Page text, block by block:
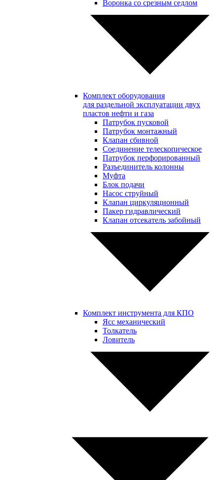
Воронка со срезным седлом
Комплект оборудования
для раздельной эксплуатации двух
пластов нефти и газа
Патрубок пусковой
Патрубок монтажный
Клапан сбивной
Соединение телескопическое
Патрубок перфорированный
Разъединитель колонны
Муфта
Блок подачи
Насос струйный
Клапан циркуляционный
Пакер гидравлический
Клапан отсекатель забойный
Комплект инструмента для КПО
Ясс механический
Толкатель
Ловитель